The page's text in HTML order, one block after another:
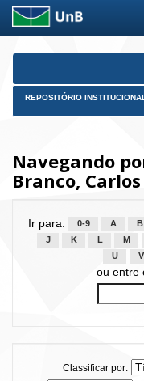
Skip
REPOSITÓRIO
Navegando
Branco,
Ir para: 0-9 A B
J
K L M
U
V
ou entre
Classificar por: